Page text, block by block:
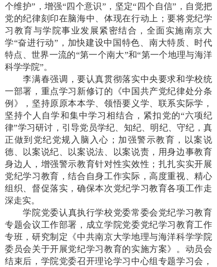
个维护”，增强“四个意识”，坚定“四个自信”，自觉把
党的纪律刻印在脑海中、体现在行动上；要将党纪学
习教育与学院事业发展紧密结合，全面实施南京大
学“奋进行动”，加快建设中国特色、南大特质、时代
特点、世界一流的“第一个南大”和“第一个地理与海洋
科学学院”。
李满春强调，要认真贯彻落实中央要求和学校统
一部署，重点学习新修订的《中国共产党纪律处分条
例》，坚持原原本本学、领悟要义学、联系实际学，
坚持个人自学和集中学习相结合，紧扣党的“六项纪
律”学习研讨，引导党员学纪、知纪、明纪、守纪，真
正做到党纪党规入脑入心；加强警示教育，以案说
德、以案说纪、以案说法、以案说责，用身边事教育
身边人，增强警示教育针对性实效性；扎扎实实开展
党纪学习教育，结合自身工作实际，高度重视、精心
组织、督促落实，确保本次党纪学习教育各项工作走
深走实。
学院党委认真执行学校党委常委会党纪学习教育
专题会议工作部署，成立学院党委党纪学习教育工作
专班，研究制定《中共南京大学地理与海洋科学学院
委员会关于开展党纪学习教育的实施方案》。动员会
结束后，学院党委召开理论学习中心组专题学习会，